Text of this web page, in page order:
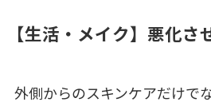
【生活・メイク】悪化
外側からのスキンケアだけで